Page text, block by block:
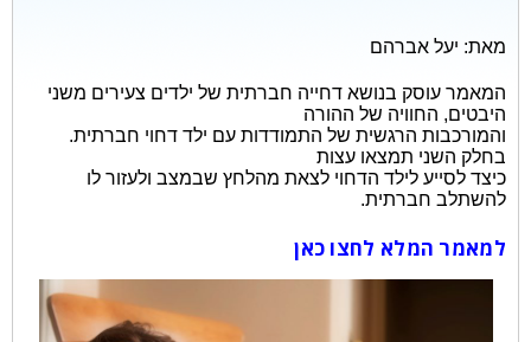
מאת: יעל אברהם
המאמר עוסק בנושא דחייה חברתית של ילדים צעירים משני
היבטים, החוויה של ההורה
והמורכבות הרגשית של התמודדות עם ילד דחוי חברתית.
בחלק השני תמצאו עצות
כיצד לסייע לילד הדחוי לצאת מהלחץ שבמצב ולעזור לו
להשתלב חברתית.
למאמר המלא לחצו כאן